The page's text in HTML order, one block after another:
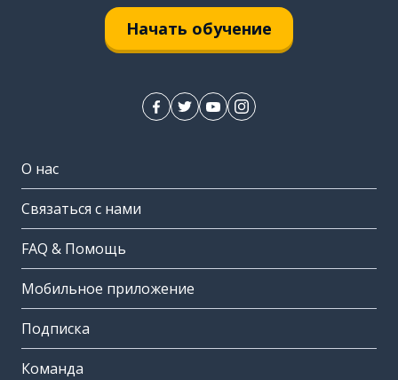
Начать обучение
О нас
Связаться с нами
FAQ & Помощь
Мобильное приложение
Подписка
Команда